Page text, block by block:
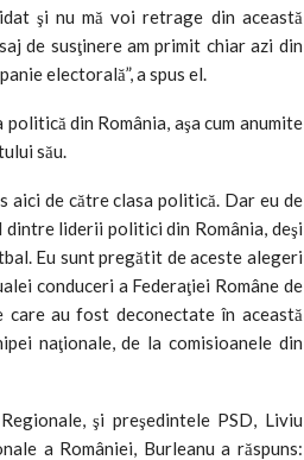
şi nu mă voi retrage din această
de susţinere am primit chiar azi din
electorală”, a spus el.
din România, aşa cum anumite
său.
aici de către clasa politică. Dar eu de
liderii politici din România, deşi
Eu sunt pregătit de aceste alegeri
conduceri a Federaţiei Române de
au fost deconectate în această
naţionale, de la comisioanele din
şi preşedintele PSD, Liviu
a României, Burleanu a răspuns: